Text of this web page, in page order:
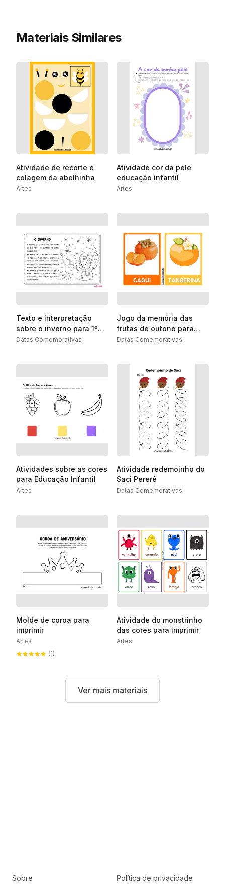
Materiais Similares
Atividade de recorte e
colagem da abelhinha
Artes
Atividade cor da pele
educação infantil
Artes
Texto e interpretação
sobre o inverno para 1º
ano
Datas Comemorativas
Jogo da memória das
frutas de outono para
Educação Infantil
Datas Comemorativas
Atividades sobre as cores
para Educação Infantil
Artes
Atividade redemoinho do
Saci Pererê
Datas Comemorativas
Molde de coroa para
imprimir
Artes
(1)
Atividade do monstrinho
das cores para imprimir
Artes
Ver mais materiais
Sobre Política de privacidade